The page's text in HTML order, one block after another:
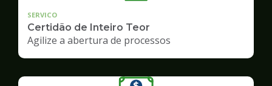
SERVICO
Certidão de Inteiro Teor
Agilize a abertura de processos